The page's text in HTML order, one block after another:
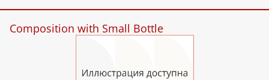
Composition with Small Bottle